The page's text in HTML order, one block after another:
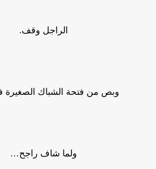
الراجل وقف.
وبص من فتحة الشباك الصغيرة في
ولما شاف راجح…